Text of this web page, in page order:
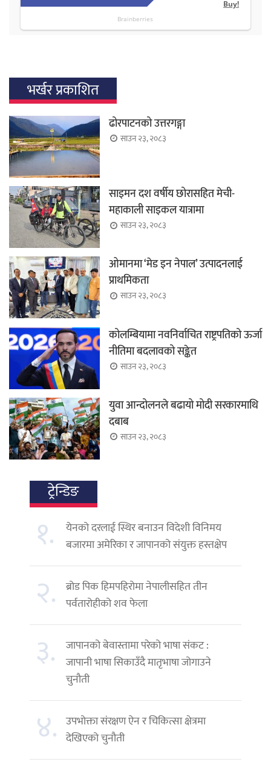
भर्खर प्रकाशित
ढोरपाटनको उत्तरगङ्गा
साउन २३, २०८३
साइमन दश वर्षीय छोरासहित मेची-
महाकाली साइकल यात्रामा
साउन २३, २०८३
ओमानमा ‘मेड इन नेपाल’ उत्पादनलाई
प्राथमिकता
साउन २३, २०८३
कोलम्बियामा नवनिर्वाचित राष्ट्रपतिको ऊर्जा
नीतिमा बदलावको सङ्केत
साउन २३, २०८३
युवा आन्दोलनले बढायो मोदी सरकारमाथि
दबाब
साउन २३, २०८३
ट्रेन्डिङ
१.
येनको दरलाई स्थिर बनाउन विदेशी विनिमय
बजारमा अमेरिका र जापानको संयुक्त हस्तक्षेप
२. ब्रोड पिक हिमपहिरोमा नेपालीसहित तीन
पर्वतारोहीको शव फेला
३.
जापानको बेवास्तामा परेको भाषा संकट :
जापानी भाषा सिकाउँदै मातृभाषा जोगाउने
चुनौती
४. उपभोक्ता संरक्षण ऐन र चिकित्सा क्षेत्रमा
देखिएको चुनौती